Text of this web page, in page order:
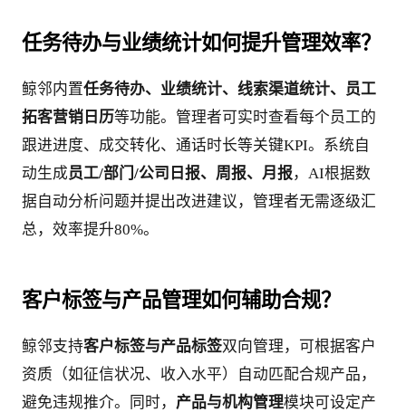
任务待办与业绩统计如何提升管理效率？
鲸邻内置任务待办、业绩统计、线索渠道统计、员工
拓客营销日历等功能。管理者可实时查看每个员工的
跟进进度、成交转化、通话时长等关键KPI。系统自
动生成员工/部门/公司日报、周报、月报，AI根据数
据自动分析问题并提出改进建议，管理者无需逐级汇
总，效率提升80%。
客户标签与产品管理如何辅助合规？
鲸邻支持客户标签与产品标签双向管理，可根据客户
资质（如征信状况、收入水平）自动匹配合规产品，
避免违规推介。同时， 产品与机构管理模块可设定产